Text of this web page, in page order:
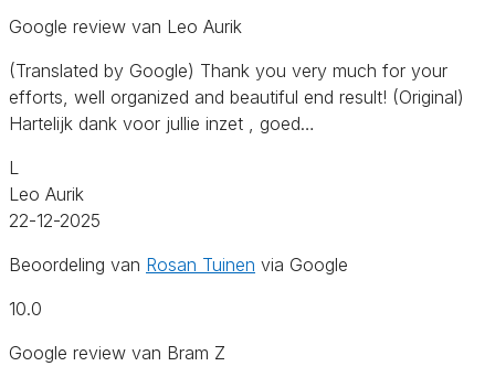
Google review van Leo Aurik
(Translated by Google) Thank you very much for your
efforts, well organized and beautiful end result! (Original)
Hartelijk dank voor jullie inzet , goed…
L
Leo Aurik
22-12-2025
Beoordeling van Rosan Tuinen via Google
10.0
Google review van Bram Z